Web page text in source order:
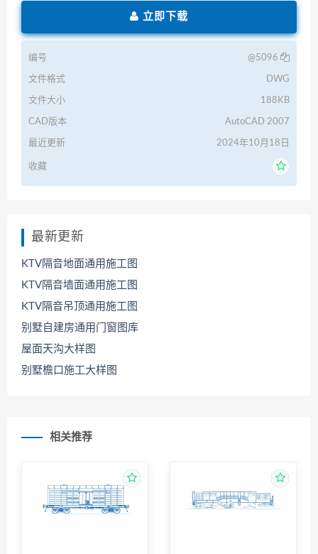
立即下载
编号 @5096
文件格式 DWG
文件大小 188KB
CAD版本 AutoCAD 2007
最近更新 2024年10月18日
收藏
最新更新
KTV隔音地面通用施工图
KTV隔音墙面通用施工图
KTV隔音吊顶通用施工图
别墅自建房通用门窗图库
屋面天沟大样图
别墅檐口施工大样图
相关推荐